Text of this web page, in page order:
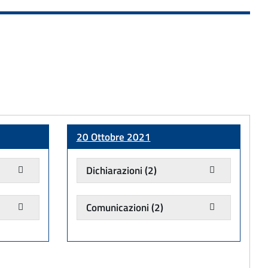
20 Ottobre 2021
Dichiarazioni(2)
Comunicazioni(2)